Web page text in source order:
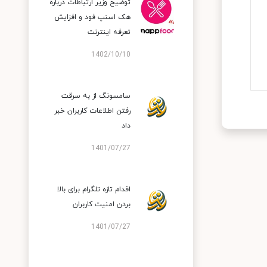
توضیح وزیر ارتباطات درباره
هک اسنپ‌ فود و افزایش
تعرفه اینترنت
1402/10/10
سامسونگ از به سرقت
رفتن اطلاعات کاربران خبر
داد
1401/07/27
اقدام تازه تلگرام برای بالا
بردن امنیت کاربران
1401/07/27